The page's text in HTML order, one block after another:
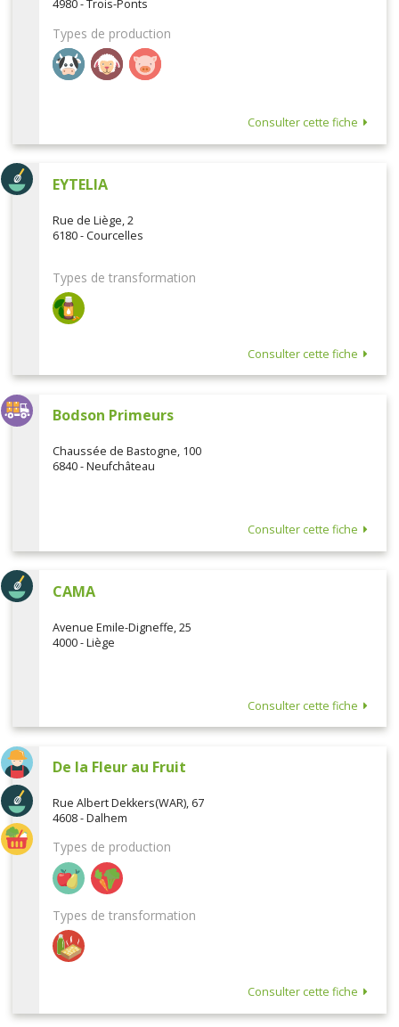
4980 - Trois-Ponts
Types de production
Consulter cette fiche
EYTELIA
Rue de Liège, 2
6180 - Courcelles
Types de transformation
Consulter cette fiche
Bodson Primeurs
Chaussée de Bastogne, 100
6840 - Neufchâteau
Consulter cette fiche
CAMA
Avenue Emile-Digneffe, 25
4000 - Liège
Consulter cette fiche
De la Fleur au Fruit
Rue Albert Dekkers(WAR), 67
4608 - Dalhem
Types de production
Types de transformation
Consulter cette fiche